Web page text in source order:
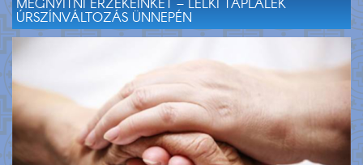
MEGNYITNI ÉRZÉKEINKET – LELKI TÁPLÁLÉK
ÚRSZÍNVÁLTOZÁS ÜNNEPÉN